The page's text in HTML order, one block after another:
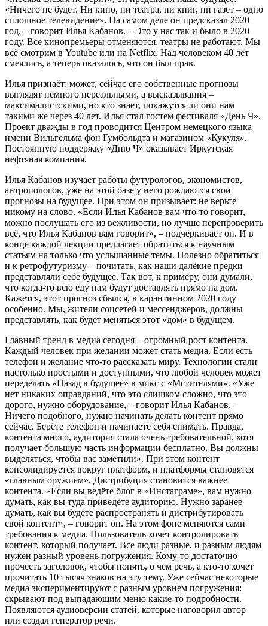
«Ничего не будет. Ни кино, ни театра, ни книг, ни газет – одно
сплошное телевидение». На самом деле он предсказал 2020
год, – говорит Илья Кабанов. – Это у нас так и было в 2020
году. Все кинопремьеры отменяются, театры не работают. Мы
всё смотрим в Youtube или на Netflix. Над человеком 40 лет
смеялись, а теперь оказалось, что он был прав.
Илья признаёт: может, сейчас его собственные прогнозы
выглядят немного нереальными, а высказывания –
максималистскими, но кто знает, покажутся ли они нам
такими же через 40 лет. Илья стал гостем фестиваля «День Ч».
Проект дважды в год проводится Центром немецкого языка
имени Вильгельма фон Гумбольдта и магазином «Кукуля».
Постоянную поддержку «Дню Ч» оказывает Иркутская
нефтяная компания.
Илья Кабанов изучает работы футурологов, экономистов,
антропологов, уже на этой базе у него рождаются свои
прогнозы на будущее. При этом он призывает: не верьте
никому на слово. «Если Илья Кабанов вам что-то говорит,
можно послушать его из вежливости, но лучше перепроверить
всё, что Илья Кабанов вам говорит», – подчёркивает он. И в
конце каждой лекции предлагает обратиться к научным
статьям на только что услышанные темы. Полезно обратиться
и к ретрофутуризму – почитать, как наши далёкие предки
представляли себе будущее. Так вот, к примеру, они думали,
что когда-то всю еду нам будут доставлять прямо на дом.
Кажется, этот прогноз сбылся, в карантинном 2020 году
особенно. Мы, жители соцсетей и мессенджеров, должны
представлять, как будет меняться этот «дом» в будущем.
Главный тренд в медиа сегодня – огромный рост контента.
Каждый человек при желании может стать медиа. Если есть
телефон и желание что-то рассказать миру. Технологии стали
настолько простыми и доступными, что любой человек может
переделать «Назад в будущее» в микс с «Мстителями». «Уже
нет никаких оправданий, что это слишком сложно, что это
дорого, нужно оборудование, – говорит Илья Кабанов. –
Ничего подобного, нужно начинать делать контент прямо
сейчас. Берёте телефон и начинаете себя снимать. Правда,
контента много, аудитория стала очень требовательной, хотя
получает большую часть информации бесплатно. Вы должны
выделяться, чтобы вас заметили». При этом контент
консолидируется вокруг платформ, и платформы становятся
«главным оружием». Дистрибуция становится важнее
контента. «Если вы ведёте блог в «Инстаграме», вам нужно
думать, как вы туда приведёте аудиторию. Нужно заранее
думать, как вы будете распространять и дистрибутировать
свой контент», – говорит он. На этом фоне меняются сами
требования к медиа. Пользователь хочет контролировать
контент, который получает. Все люди разные, и разным людям
нужен разный уровень погружения. Кому-то достаточно
прочесть заголовок, чтобы понять, о чём речь, а кто-то хочет
прочитать 10 тысяч знаков на эту тему. Уже сейчас некоторые
медиа экспериментируют с разным уровнем погружения:
скрывают под выпадающим меню какие-то подробности.
Появляются аудиоверсии статей, которые наговорил автор
или создал генератор речи.